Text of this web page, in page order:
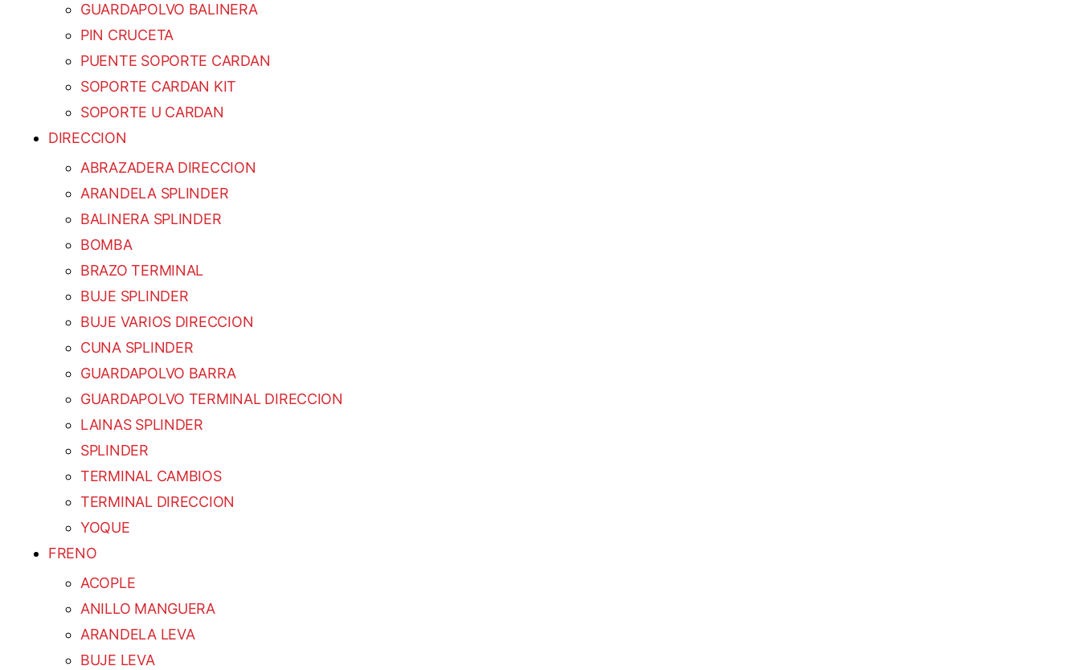
GUARDAPOLVO BALINERA
PIN CRUCETA
PUENTE SOPORTE CARDAN
SOPORTE CARDAN KIT
SOPORTE U CARDAN
DIRECCION
ABRAZADERA DIRECCION
ARANDELA SPLINDER
BALINERA SPLINDER
BOMBA
BRAZO TERMINAL
BUJE SPLINDER
BUJE VARIOS DIRECCION
CUNA SPLINDER
GUARDAPOLVO BARRA
GUARDAPOLVO TERMINAL DIRECCION
LAINAS SPLINDER
SPLINDER
TERMINAL CAMBIOS
TERMINAL DIRECCION
YOQUE
FRENO
ACOPLE
ANILLO MANGUERA
ARANDELA LEVA
BUJE LEVA